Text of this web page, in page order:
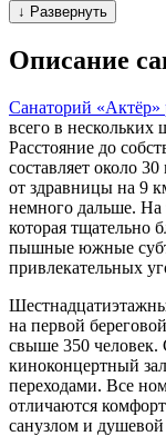
↓ Развернуть
Описание
Санаторий «Актёр»
всего в нескольких
Расстояние до
составляет около
от здравницы на 9
немного дальше. На
которая тщательно
пышные южные
привлекательных
на первой
свыше 350 человек.
киноконцертный
переходами. Все
отличаются
санузлом и